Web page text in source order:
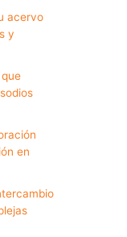
acervo
y
en